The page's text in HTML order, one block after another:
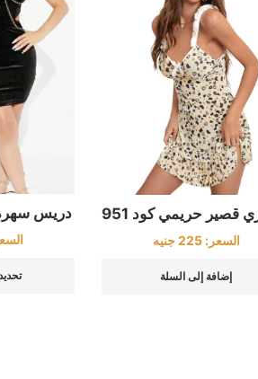
قصير حريمي كود 951
السعر:225 جنيه
إضافة إلى السلة
دريس سهرة